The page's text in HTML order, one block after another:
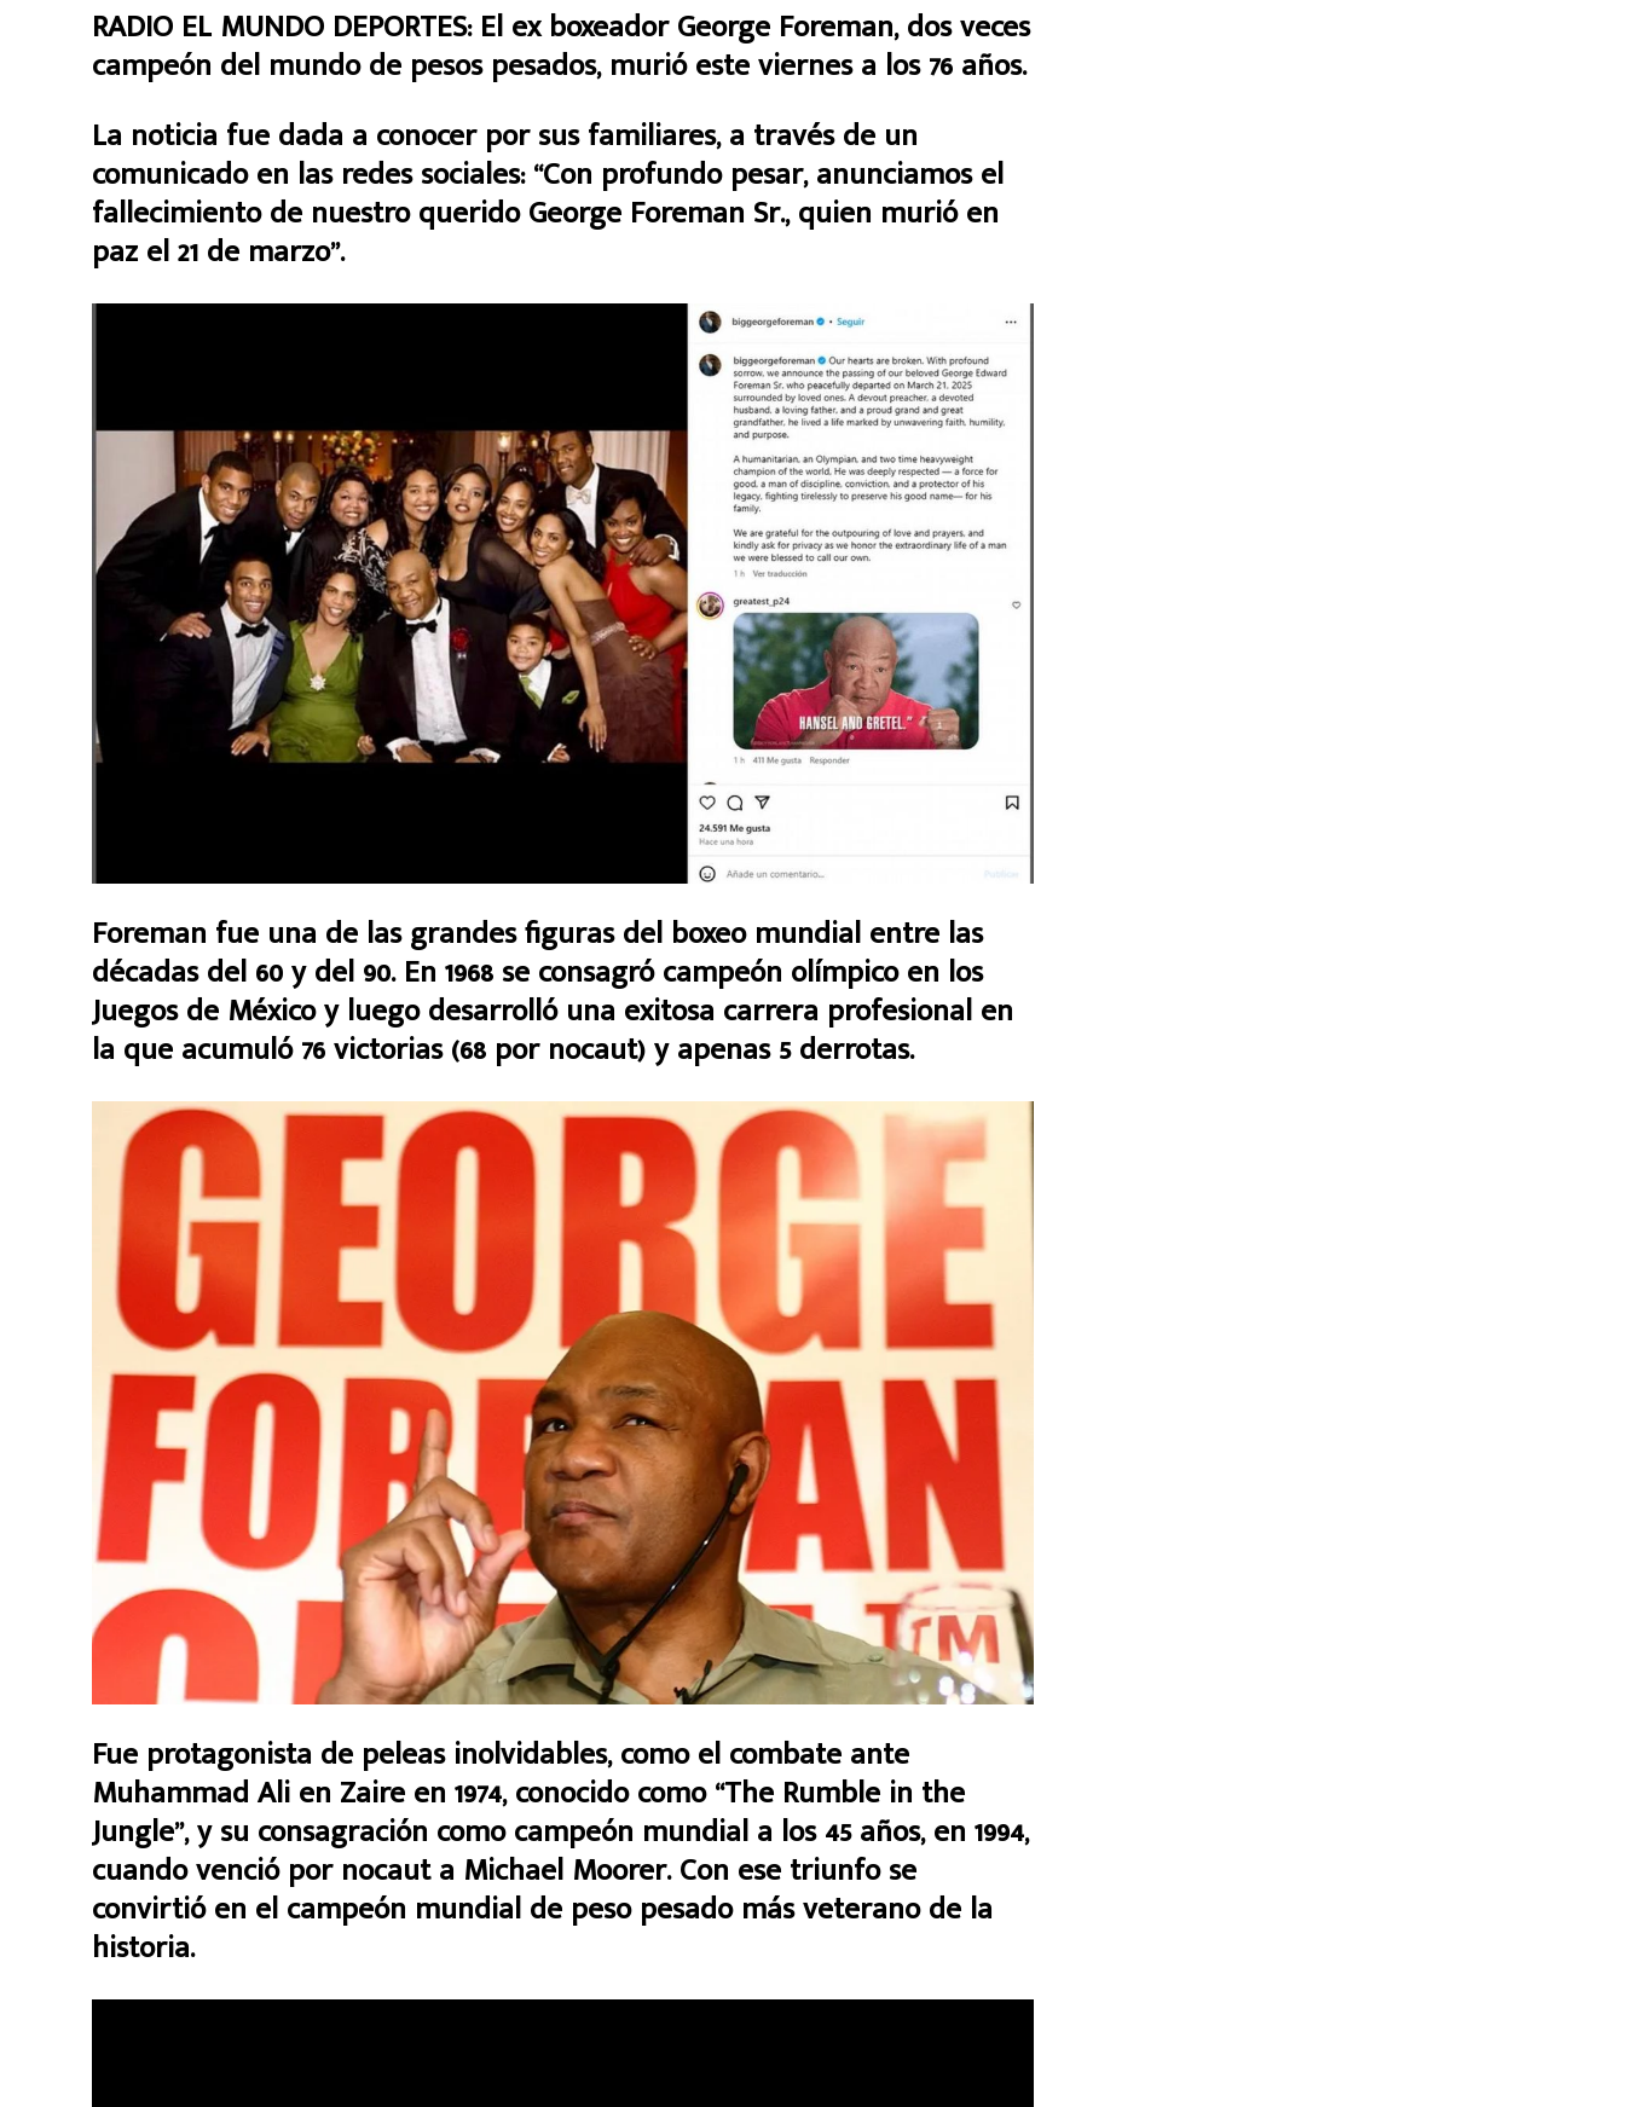
RADIO EL MUNDO DEPORTES: El ex boxeador George Foreman, dos veces
campeón del mundo de pesos pesados, murió este viernes a los 76 años.
La noticia fue dada a conocer por sus familiares, a través de un
comunicado en las redes sociales: “Con profundo pesar, anunciamos el
fallecimiento de nuestro querido George Foreman Sr., quien murió en
paz el 21 de marzo”.
Foreman fue una de las grandes figuras del boxeo mundial entre las
décadas del 60 y del 90. En 1968 se consagró campeón olímpico en los
Juegos de México y luego desarrolló una exitosa carrera profesional en
la que acumuló 76 victorias (68 por nocaut) y apenas 5 derrotas.
Fue protagonista de peleas inolvidables, como el combate ante
Muhammad Ali en Zaire en 1974, conocido como “The Rumble in the
Jungle”, y su consagración como campeón mundial a los 45 años, en 1994,
cuando venció por nocaut a Michael Moorer. Con ese triunfo se
convirtió en el campeón mundial de peso pesado más veterano de la
historia.